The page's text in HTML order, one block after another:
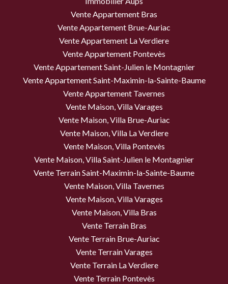
Vente Appartement Bras
Vente Appartement Brue-Auriac
Vente Appartement La Verdiere
Vente Appartement Pontevès
Vente Appartement Saint-Julien le Montagnier
Vente Appartement Saint-Maximin-la-Sainte-Baume
Vente Appartement Tavernes
Vente Maison, Villa Varages
Vente Maison, Villa Brue-Auriac
Vente Maison, Villa La Verdiere
Vente Maison, Villa Pontevès
Vente Maison, Villa Saint-Julien le Montagnier
Vente Terrain Saint-Maximin-la-Sainte-Baume
Vente Maison, Villa Tavernes
Vente Maison, Villa Varages
Vente Maison, Villa Bras
Vente Terrain Bras
Vente Terrain Brue-Auriac
Vente Terrain Varages
Vente Terrain La Verdiere
Vente Terrain Pontevès